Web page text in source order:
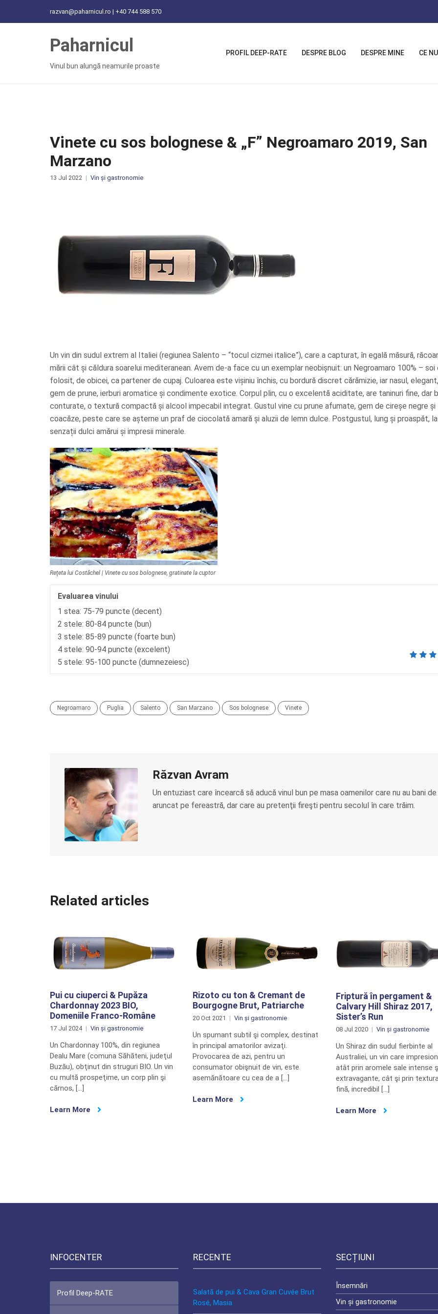
razvan@paharnicul.ro | +40 744 588 570
Paharnicul
Vinul bun alungă neamurile proaste
PROFIL DEEP-RATE DESPRE BLOG DESPRE MINE CE
Vinete cu sos bolognese & „F” Negroamaro 2019, San
Marzano
13 Jul 2022 Vin și gastronomie
Un vin din sudul extrem al Italiei (regiunea Salento – “tocul cizmei italice”), care a capturat, în egală măsură,
mării cât și căldura soarelui mediteranean. Avem de-a face cu un exemplar neobișnuit: un Negroamaro 100% – soi
folosit, de obicei, ca partener de cupaj. Culoarea este vișiniu închis, cu bordură discret cărămizie, iar nasul,
gem de prune, ierburi aromatice și condimente exotice. Corpul plin, cu o excelentă aciditate, are taninuri fine, dar
conturate, o textură compactă și alcool impecabil integrat. Gustul vine cu prune afumate, gem de cireșe negre și
coacăze, peste care se așterne un praf de ciocolată amară și aluzii de lemn dulce. Postgustul, lung și proaspăt,
senzații dulci amărui și impresii minerale.
Reţeta lui Costăchel | Vinete cu sos bolognese, gratinate la cuptor
Evaluarea vinului
1 stea: 75-79 puncte (decent)
2 stele: 80-84 puncte (bun)
3 stele: 85-89 puncte (foarte bun)
4 stele: 90-94 puncte (excelent)
5 stele: 95-100 puncte (dumnezeiesc)
Negroamaro Puglia Salento San Marzano Sos bolognese Vinete
Răzvan Avram
Un entuziast care încearcă să aducă vinul bun pe masa oamenilor care nu au bani de
aruncat pe fereastră, dar care au pretenţii fireşti pentru secolul în care trăim.
Related articles
Pui cu ciuperci & Pupăza
Chardonnay 2023 BIO,
Domeniile Franco-Române
17 Jul 2024 Vin și gastronomie
Un Chardonnay 100%, din regiunea
Dealu Mare (comuna Săhăteni, judeţul
Buzău), obţinut din struguri BIO. Un vin
cu multă prospeţime, un corp plin şi
cărnos, […]
Learn More
Rizoto cu ton & Cremant de
Bourgogne Brut, Patriarche
20 Oct 2021 Vin și gastronomie
Un spumant subtil şi complex, destinat
în principal amatorilor avizaţi.
Provocarea de azi, pentru un
consumator obişnuit de vin, este
asemănătoare cu cea de a […]
Learn More
Friptură în pergament &
Calvary Hill Shiraz 2017,
Sister’s Run
08 Jul 2020 Vin și gastronomie
Un Shiraz din sudul fierbinte al
Australiei, un vin care
atât prin aromele sale intense
extravagante, cât şi prin
fină, incredibil […]
Learn More
INFOCENTER
Profil Deep-RATE
RECENTE
Salată de pui & Cava Gran Cuvée Brut
Rosé, Masia
SECȚIUNI
Însemnări
Vin și gastronomie